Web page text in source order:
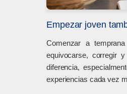
Empezar joven
Comenzar a
equivocarse, corregir
diferencia,
experiencias cada vez